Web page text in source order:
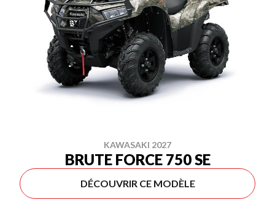
KAWASAKI 2027
BRUTE FORCE 750 SE
DÉCOUVRIR CE MODÈLE